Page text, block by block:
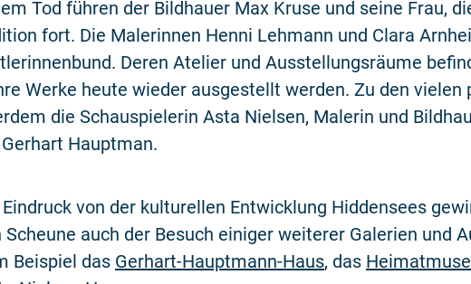
Tod führen der Bildhauer Max Kruse und seine Frau,
fort. Die Malerinnen Henni Lehmann und Clara
Deren Atelier und Ausstellungsräume
Werke heute wieder ausgestellt werden. Zu den
die Schauspielerin Asta Nielsen, Malerin und
Hauptman.
von der kulturellen Entwicklung Hiddensees
Scheune auch der Besuch einiger weiterer Galerien und
Beispiel das Gerhart-Hauptmann-Haus, das